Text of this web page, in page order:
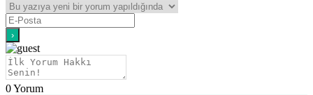
0Yorum